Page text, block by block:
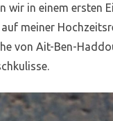
wir in einem
meiner
von Ait-Ben-